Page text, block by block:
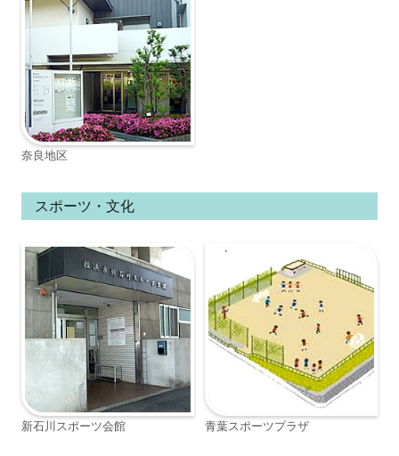
奈良地区
スポーツ・文化
新石川スポーツ会館 青葉スポーツプラザ